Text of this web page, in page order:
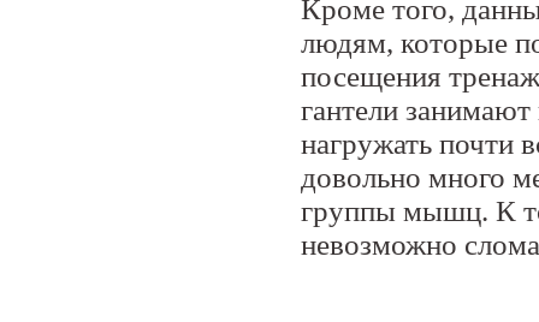
Кроме того,
людям, которые
посещения
гантели
нагружать почти
довольно много
группы мышц. К
невозможно